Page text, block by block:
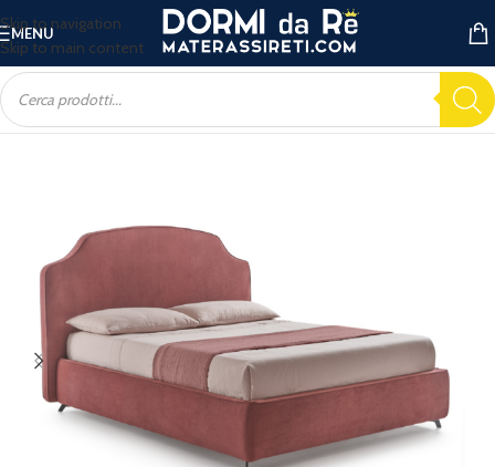
Skip to navigation
Skip to main content
MENU